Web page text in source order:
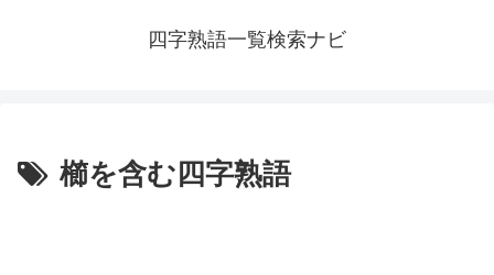
四字熟語一覧検索ナビ
櫛を含む四字熟語